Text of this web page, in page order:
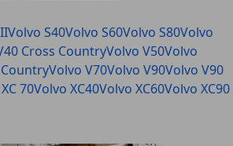
Volvo S40Volvo S60Volvo S80Volvo
Cross CountryVolvo V50Volvo
Volvo V70Volvo V90Volvo V90
70Volvo XC40Volvo XC60Volvo XC90